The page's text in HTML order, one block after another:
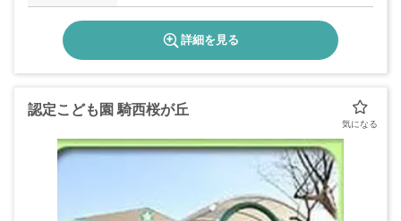
詳細を見る
認定こども園 騎西桜が丘